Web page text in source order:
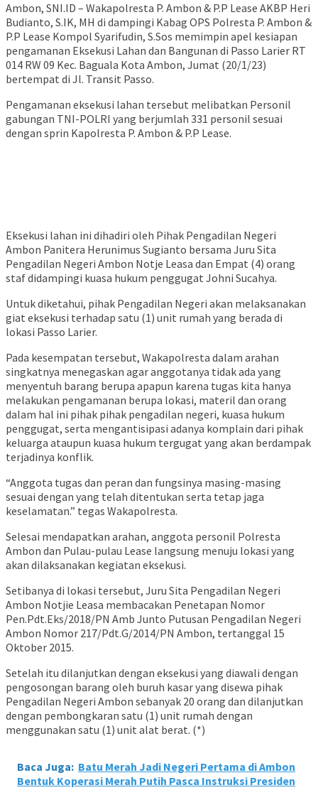
Ambon, SNI.ID – Wakapolresta P. Ambon & P.P Lease AKBP Heri
Budianto, S.IK, MH di dampingi Kabag OPS Polresta P. Ambon &
P.P Lease Kompol Syarifudin, S.Sos memimpin apel kesiapan
pengamanan Eksekusi Lahan dan Bangunan di Passo Larier RT
014 RW 09 Kec. Baguala Kota Ambon, Jumat (20/1/23)
bertempat di Jl. Transit Passo.
Pengamanan eksekusi lahan tersebut melibatkan Personil
gabungan TNI-POLRI yang berjumlah 331 personil sesuai
dengan sprin Kapolresta P. Ambon & P.P Lease.
Eksekusi lahan ini dihadiri oleh Pihak Pengadilan Negeri
Ambon Panitera Herunimus Sugianto bersama Juru Sita
Pengadilan Negeri Ambon Notje Leasa dan Empat (4) orang
staf didampingi kuasa hukum penggugat Johni Sucahya.
Untuk diketahui, pihak Pengadilan Negeri akan melaksanakan
giat eksekusi terhadap satu (1) unit rumah yang berada di
lokasi Passo Larier.
Pada kesempatan tersebut, Wakapolresta dalam arahan
singkatnya menegaskan agar anggotanya tidak ada yang
menyentuh barang berupa apapun karena tugas kita hanya
melakukan pengamanan berupa lokasi, materil dan orang
dalam hal ini pihak pihak pengadilan negeri, kuasa hukum
penggugat, serta mengantisipasi adanya komplain dari pihak
keluarga ataupun kuasa hukum tergugat yang akan berdampak
terjadinya konflik.
“Anggota tugas dan peran dan fungsinya masing-masing
sesuai dengan yang telah ditentukan serta tetap jaga
keselamatan.” tegas Wakapolresta.
Selesai mendapatkan arahan, anggota personil Polresta
Ambon dan Pulau-pulau Lease langsung menuju lokasi yang
akan dilaksanakan kegiatan eksekusi.
Setibanya di lokasi tersebut, Juru Sita Pengadilan Negeri
Ambon Notjie Leasa membacakan Penetapan Nomor
Pen.Pdt.Eks/2018/PN Amb Junto Putusan Pengadilan Negeri
Ambon Nomor 217/Pdt.G/2014/PN Ambon, tertanggal 15
Oktober 2015.
Setelah itu dilanjutkan dengan eksekusi yang diawali dengan
pengosongan barang oleh buruh kasar yang disewa pihak
Pengadilan Negeri Ambon sebanyak 20 orang dan dilanjutkan
dengan pembongkaran satu (1) unit rumah dengan
menggunakan satu (1) unit alat berat. (*)
Baca Juga: Batu Merah Jadi Negeri Pertama di Ambon
Bentuk Koperasi Merah Putih Pasca Instruksi Presiden